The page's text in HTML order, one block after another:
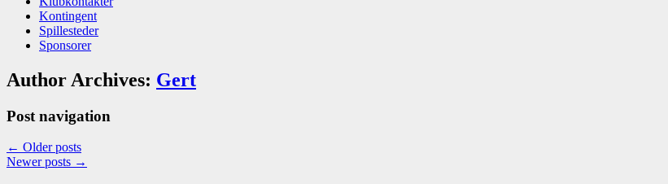
Kontingent
Spillesteder
Sponsorer
Author Archives: Gert
Post navigation
← Older posts
Newer posts →